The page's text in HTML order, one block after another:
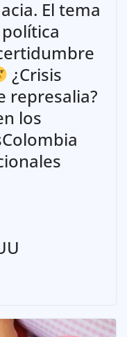
El tema
¿Crisis
represalia?
los